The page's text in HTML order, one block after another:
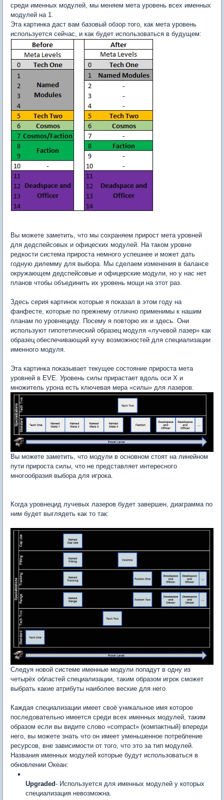
среди именных модулей, мы меняем мета уровень всех именных
модулей на 1.
Эта картинка даст вам базовый обзор того, как мета уровень
используется сейчас, и как будет использоваться в будущем:
Вы можете заметить, что мы сохраняем прирост мета уровней
для дедспейсовых и офицеских модулей. На таком уровне
редкости система прироста немного успешнее и может дать
годную дилемму для выбора. Мы сделаем изменения в балансе
окружающем дедспейсовые и офицерские модули, но у нас нет
планов чтобы объединить их уровень мощи на этот раз.
Здесь серия картинок которые я показал в этом году на
фанфесте, которые по прежнему отлично применимы к нашим
планам по уровнециду. Посему я повторю их и здесь. Они
используют гипотетический образец модуля «лучевой лазер» как
образец обеспечивающий кучу возможностей для специализации
именного модуля.
Эта картинка показывает текущее состояние прироста мета
уровней в EVE. Уровень силы прирастает вдоль оси Х и
множитель урона есть ключевая мера «силы» для лазеров.
Вы можете заметить, что модули в основном стоят на линейном
пути прироста силы, что не представляет интересного
многообразия выбора для игрока.
Когда уровнецид лучевых лазеров будет завершен, диаграмма по
ним будет выглядеть как то так:
Следуя новой системе именные модули попадут в одну из
четырёх областей специализации, таким образом игрок сможет
выбрать какие атрибуты наиболее веские для него.
Каждая специализации имеет своё уникальное имя которое
последовательно имеется среди всех именных модулей, таким
образом если вы видите слово «compact» (компактный) впереди
него, вы можете знать что он имеет уменьшенное потребление
ресурсов, вне зависимости от того, что это за тип модулей.
Названия именных модулей которые будут использоваться в
обновлении Океан:
Upgraded- Используется для именных модулей у которых
специализация невозможна.